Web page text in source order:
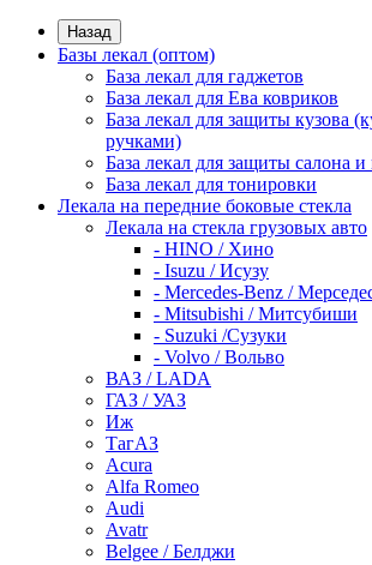
Назад
Базы лекал (оптом)
База лекал для гаджетов
База лекал для Ева ковриков
База лекал для защиты кузова
ручками)
База лекал для защиты салона и
База лекал для тонировки
Лекала на передние боковые стекла
Лекала на стекла грузовых авто
- HINO / Хино
- Isuzu / Исузу
- Mercedes-Benz /
- Mitsubishi / Митсубиши
- Suzuki /Сузуки
- Volvo / Вольво
ВАЗ / LADA
ГАЗ / УАЗ
Иж
ТагАЗ
Acura
Alfa Romeo
Audi
Avatr
Belgee / Белджи